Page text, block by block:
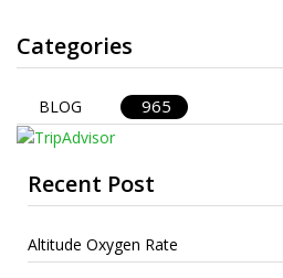
Categories
BLOG 965
Recent Post
Altitude Oxygen Rate